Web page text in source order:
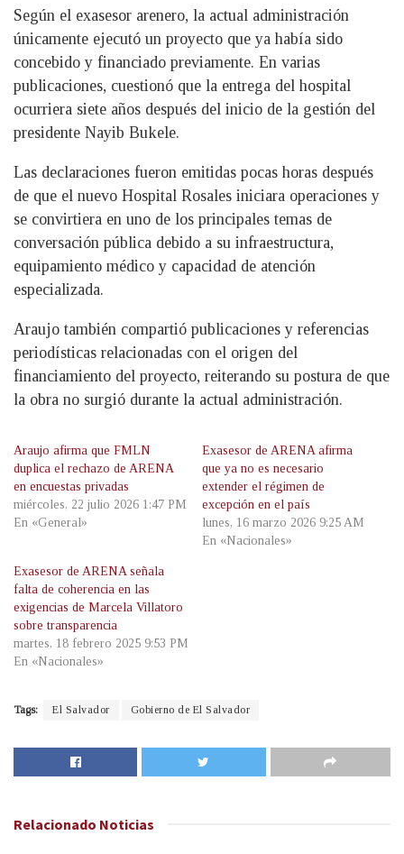
Según el exasesor arenero, la actual administración
únicamente ejecutó un proyecto que ya había sido
concebido y financiado previamente. En varias
publicaciones, cuestionó que la entrega del hospital
ocurriera siete años después del inicio de la gestión del
presidente Nayib Bukele.
Las declaraciones fueron emitidas pocas horas después
de que el nuevo Hospital Rosales iniciara operaciones y
se convirtiera en uno de los principales temas de
conversación pública debido a su infraestructura,
equipamiento médico y capacidad de atención
especializada.
Araujo también compartió publicaciones y referencias
periodísticas relacionadas con el origen del
financiamiento del proyecto, reiterando su postura de que
la obra no surgió durante la actual administración.
Araujo afirma que FMLN
duplica el rechazo de ARENA
en encuestas privadas
miércoles, 22 julio 2026 1:47 PM
En «General»
Exasesor de ARENA afirma
que ya no es necesario
extender el régimen de
excepción en el país
lunes, 16 marzo 2026 9:25 AM
En «Nacionales»
Exasesor de ARENA señala
falta de coherencia en las
exigencias de Marcela Villatoro
sobre transparencia
martes, 18 febrero 2025 9:53 PM
En «Nacionales»
Tags: El Salvador Gobierno de El Salvador
Relacionado Noticias